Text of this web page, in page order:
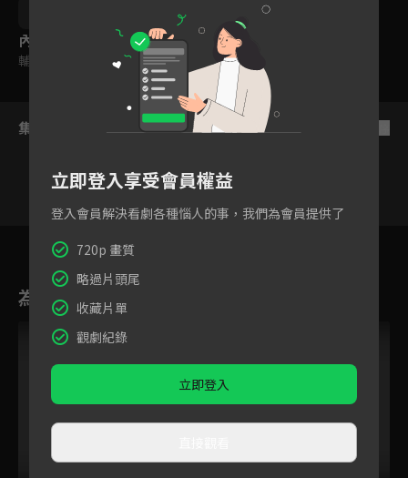
內容標籤
輔導十二歲級
集數列表
43 44
為您推薦
立即登入享受會員權益
登入會員解決看劇各種惱人的事，我們為會員提供了
720p 畫質
略過片頭尾
收藏片單
觀劇紀錄
立即登入